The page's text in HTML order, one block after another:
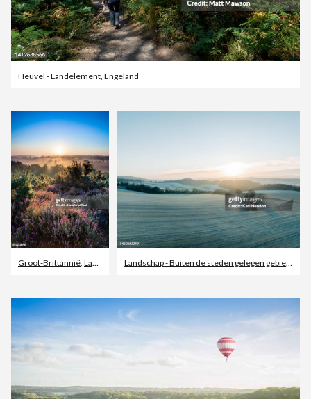
Heuvel - Landelement Engeland
Groot-Brittannië Landschap - Buiten de steden gelegen gebied ,Engeland